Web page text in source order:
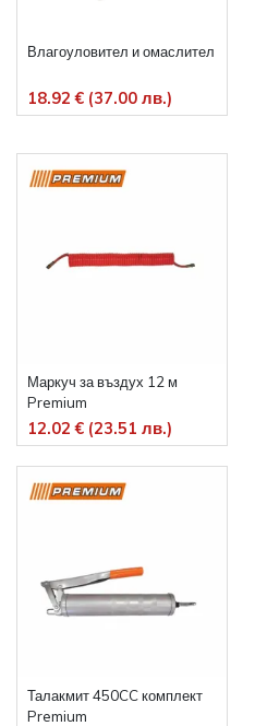
Влагоуловител и омаслител
18.92 € (37.00 лв.)
Маркуч за въздух 12 м
Premium
12.02 € (23.51 лв.)
Талакмит 450CC комплект
Premium